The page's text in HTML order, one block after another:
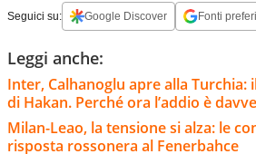
Seguici su: Google Discover Fonti
Leggi anche:
Inter, Calhanoglu apre alla Turchia:
di Hakan. Perché ora l’addio è
Milan-Leao, la tensione si alza: le
risposta rossonera al Fenerbahce